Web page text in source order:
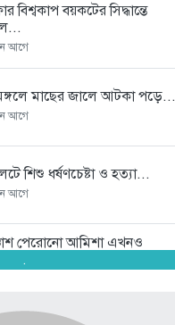
বিশ্বকাপ বয়কটের সিদ্ধান্তে
আগে
মাছের জালে আটকা পড়ে...
আগে
শিশু ধর্ষণচেষ্টা ও হত্যা...
আগে
পেরোনো আমিশা এখনও
.